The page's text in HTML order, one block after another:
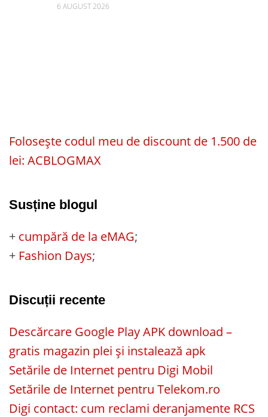
6 AUGUST 2026
Folosește codul meu de discount de 1.500 de
lei: ACBLOGMAX
Susține blogul
+ cumpără de la eMAG;
+ Fashion Days;
Discuții recente
Descărcare Google Play APK download –
gratis magazin plei și instalează apk
Setările de Internet pentru Digi Mobil
Setările de Internet pentru Telekom.ro
Digi contact: cum reclami deranjamente RCS